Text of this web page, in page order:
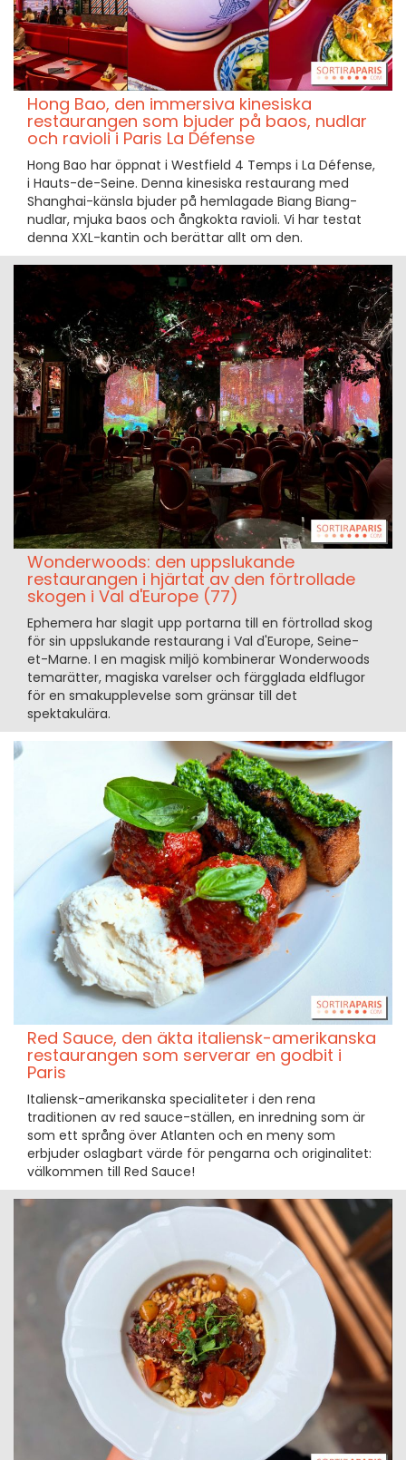
Hong Bao, den immersiva kinesiska
restaurangen som bjuder på baos, nudlar
och ravioli i Paris La Défense
Hong Bao har öppnat i Westfield 4 Temps i La Défense,
i Hauts-de-Seine. Denna kinesiska restaurang med
Shanghai-känsla bjuder på hemlagade Biang Biang-
nudlar, mjuka baos och ångkokta ravioli. Vi har testat
denna XXL-kantin och berättar allt om den.
Wonderwoods: den uppslukande
restaurangen i hjärtat av den förtrollade
skogen i Val d'Europe (77)
Ephemera har slagit upp portarna till en förtrollad skog
för sin uppslukande restaurang i Val d'Europe, Seine-
et-Marne. I en magisk miljö kombinerar Wonderwoods
temarätter, magiska varelser och färgglada eldflugor
för en smakupplevelse som gränsar till det
spektakulära.
Red Sauce, den äkta italiensk-amerikanska
restaurangen som serverar en godbit i
Paris
Italiensk-amerikanska specialiteter i den rena
traditionen av red sauce-ställen, en inredning som är
som ett språng över Atlanten och en meny som
erbjuder oslagbart värde för pengarna och originalitet:
välkommen till Red Sauce!